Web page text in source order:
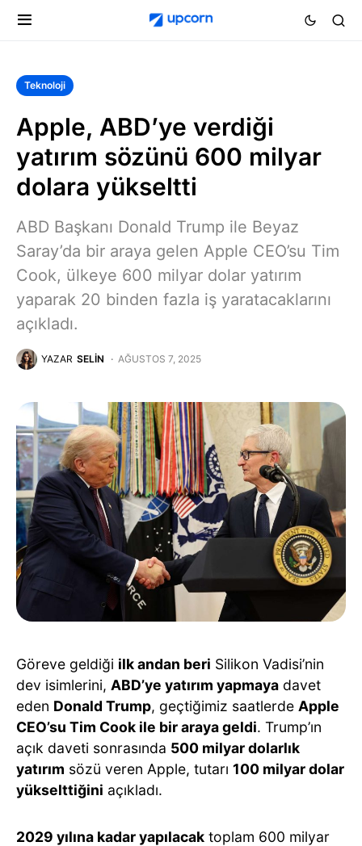
Teknoloji
Apple, ABD’ye verdiği
yatırım sözünü 600 milyar
dolara yükseltti
ABD Başkanı Donald Trump ile Beyaz
Saray’da bir araya gelen Apple CEO’su Tim
Cook, ülkeye 600 milyar dolar yatırım
yaparak 20 binden fazla iş yaratacaklarını
açıkladı.
YAZAR SELIN AĞUSTOS 7, 2025
Göreve geldiği ilk andan beri Silikon Vadisi’nin
dev isimlerini, ABD’ye yatırım yapmaya davet
eden Donald Trump, geçtiğimiz saatlerde Apple
CEO’su Tim Cook ile bir araya geldi. Trump’ın
açık daveti sonrasında 500 milyar dolarlık
yatırım sözü veren Apple, tutarı 100 milyar dolar
yükselttiğini açıkladı.
2029 yılına kadar yapılacak toplam 600 milyar